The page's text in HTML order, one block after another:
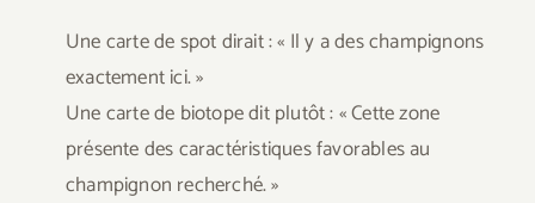
Une carte de spot dirait : « Il y a des champignons
exactement ici. »
Une carte de biotope dit plutôt : « Cette zone
présente des caractéristiques favorables au
champignon recherché. »